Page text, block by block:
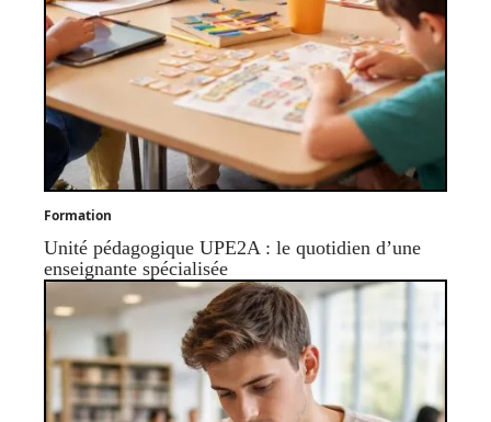
Formation
Unité pédagogique UPE2A : le quotidien d’une
enseignante spécialisée